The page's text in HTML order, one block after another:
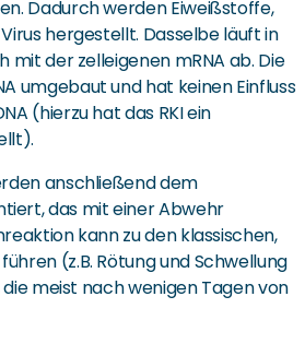
Dadurch werden Eiweißstoffe,
hergestellt. Dasselbe läuft in
mit der zelleigenen mRNA ab. Die
umgebaut und hat keinen Einfluss
(hierzu hat das RKI ein
anschließend dem
das mit einer Abwehr
kann zu den klassischen,
(z.B. Rötung und Schwellung
meist nach wenigen Tagen von